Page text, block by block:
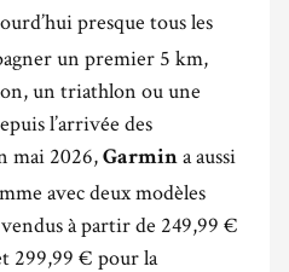
presque tous les
un premier 5 km,
un triathlon ou une
l’arrivée des
mai 2026, Garmin a aussi
avec deux modèles
à partir de 249,99 €
299,99 € pour la